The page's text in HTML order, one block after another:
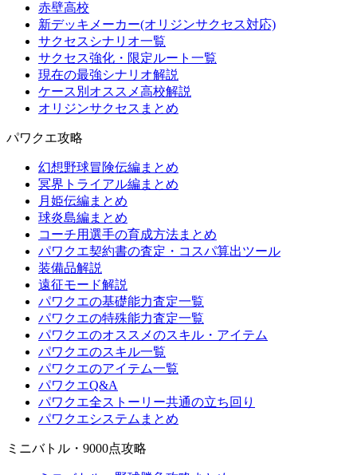
赤壁高校
新デッキメーカー(オリジンサクセス対応)
サクセスシナリオ一覧
サクセス強化・限定ルート一覧
現在の最強シナリオ解説
ケース別オススメ高校解説
オリジンサクセスまとめ
パワクエ攻略
幻想野球冒険伝編まとめ
冥界トライアル編まとめ
月姫伝編まとめ
球炎島編まとめ
コーチ用選手の育成方法まとめ
パワクエ契約書の査定・コスパ算出ツール
装備品解説
遠征モード解説
パワクエの基礎能力査定一覧
パワクエの特殊能力査定一覧
パワクエのオススメのスキル・アイテム
パワクエのスキル一覧
パワクエのアイテム一覧
パワクエQ&A
パワクエ全ストーリー共通の立ち回り
パワクエシステムまとめ
ミニバトル・9000点攻略